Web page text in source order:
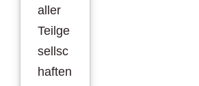
aller
Teilge
sellsc
haften